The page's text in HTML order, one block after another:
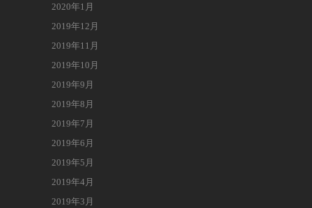
2020年1月
2019年12月
2019年11月
2019年10月
2019年9月
2019年8月
2019年7月
2019年6月
2019年5月
2019年4月
2019年3月